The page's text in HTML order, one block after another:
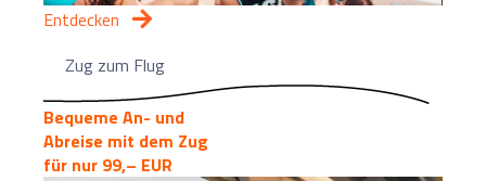
Entdecken
Zug zum Flug
Bequeme An- und
Abreise mit dem Zug
für nur 99,– EUR